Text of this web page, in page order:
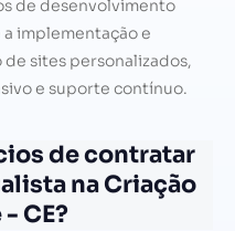
de desenvolvimento
implementação e
sites personalizados,
e suporte contínuo.
de contratar
na Criação
CE?